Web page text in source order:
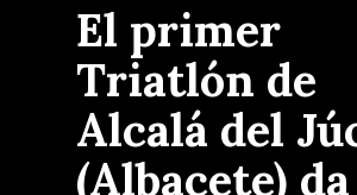
El primer
Triatlón de
Alcalá del
(Albacete)